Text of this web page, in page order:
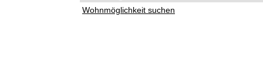
Wohnmöglichkeit suchen